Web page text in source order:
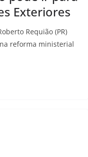
Exteriores
Requião (PR)
reforma ministerial